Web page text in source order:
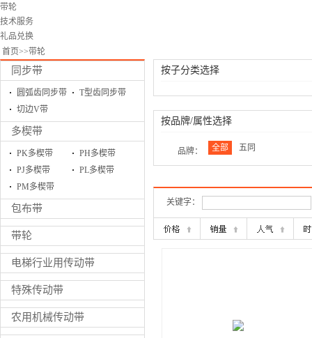
带轮
技术服务
礼品兑换
首页>>带轮
同步带
圆弧齿同步带
T型齿同步带
切边V带
多楔带
PK多楔带
PH多楔带
PJ多楔带
PL多楔带
PM多楔带
包布带
带轮
电梯行业用传动带
特殊传动带
农用机械传动带
按子分类选择
按品牌/属性选择
品牌： 全部 五同
关键字：